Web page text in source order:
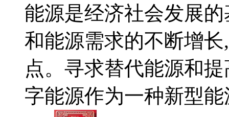
能源是经济社会发展
和能源需求的不断增
点。寻求替代能源和
字能源作为一种新型能